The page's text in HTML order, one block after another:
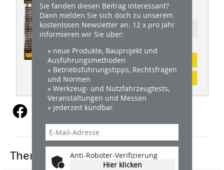
BHW 11/2025
Ressort: BAUTENSCHUTZ
Abonnement
Sie fanden diesen Beitrag interessant?
Dann melden Sie sich doch zu unserem
kostenlosen Newsletter an. 12 x pro Jahr
informieren wir Sie über:
» neue Produkte, Bauprojekt und
Ausführungsmethoden
» Betriebsführungstipps, Rechtsfragen
und Normen
» Werkzeug- und Nutzfahrzeugtests,
Veranstaltungen und Messen
» jederzeit kündbar
Anti-Roboter-Verifizierung
Hier klicken
Thematisch passende Artikel: